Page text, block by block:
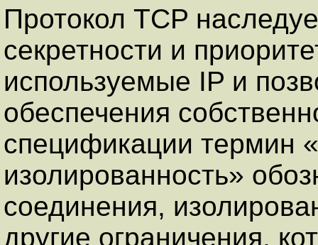
Протокол TCP
секретности и
используемые IP и
обеспечения
спецификации термин
изолированность»
соединения,
другие ограничения,